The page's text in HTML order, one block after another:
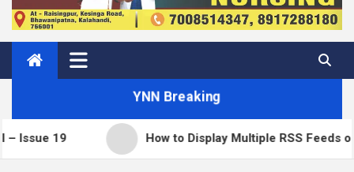
YNN Breaking
How to Display Multiple RSS Feeds on One